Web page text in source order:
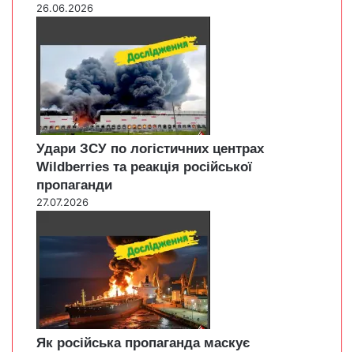
26.06.2026
Удари ЗСУ по логістичних центрах
Wildberries та реакція російської
пропаганди
27.07.2026
Як російська пропаганда маскує